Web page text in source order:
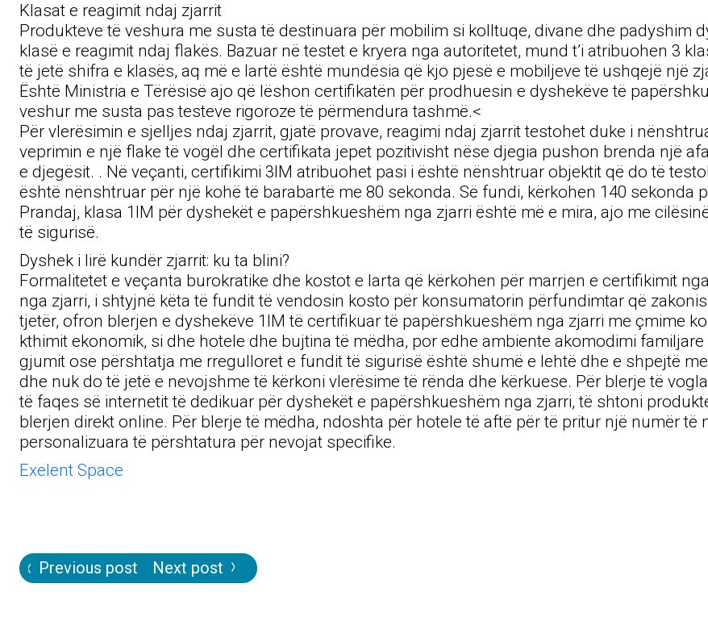
Klasat e reagimit ndaj zjarrit
Produkteve të veshura me susta të destinuara për mobilim si kolltuqe, divane dhe padyshim
klasë e reagimit ndaj flakës. Bazuar në testet e kryera nga autoritetet, mund t’i atribuohen 3
të jetë shifra e klasës, aq më e lartë është mundësia që kjo pjesë e mobiljeve të ushqejë një
Është Ministria e Tërësisë ajo që lëshon certifikatën për prodhuesin e dyshekëve të
veshur me susta pas testeve rigoroze të përmendura tashmë.<
Për vlerësimin e sjelljes ndaj zjarrit, gjatë provave, reagimi ndaj zjarrit testohet duke i
veprimin e një flake të vogël dhe certifikata jepet pozitivisht nëse djegia pushon brenda një
e djegësit. . Në veçanti, certifikimi 3IM atribuohet pasi i është nënshtruar objektit që do të
është nënshtruar për një kohë të barabartë me 80 sekonda. Së fundi, kërkohen 140 sekonda
Prandaj, klasa 1IM për dyshekët e papërshkueshëm nga zjarri është më e mira, ajo me
të sigurisë.
Dyshek i lirë kundër zjarrit: ku ta blini?
Formalitetet e veçanta burokratike dhe kostot e larta që kërkohen për marrjen e certifikimit
nga zjarri, i shtyjnë këta të fundit të vendosin kosto për konsumatorin përfundimtar që
tjetër, ofron blerjen e dyshekëve 1IM të certifikuar të papërshkueshëm nga zjarri me çmime
kthimit ekonomik, si dhe hotele dhe bujtina të mëdha, por edhe ambiente akomodimi
gjumit ose përshtatja me rregulloret e fundit të sigurisë është shumë e lehtë dhe e shpejtë
dhe nuk do të jetë e nevojshme të kërkoni vlerësime të rënda dhe kërkuese. Për blerje të
të faqes së internetit të dedikuar për dyshekët e papërshkueshëm nga zjarri, të shtoni
blerjen direkt online. Për blerje të mëdha, ndoshta për hotele të aftë për të pritur një numër
personalizuara të përshtatura për nevojat specifike.
Exelent Space
Post
Previous post
Next post